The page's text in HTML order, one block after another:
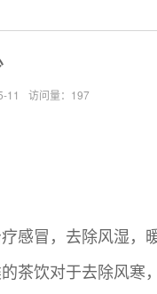
11 访问量：197
感冒，去除风湿，
茶饮对于去除风寒